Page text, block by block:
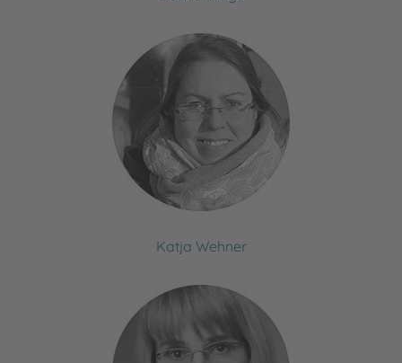
Katja Wehner